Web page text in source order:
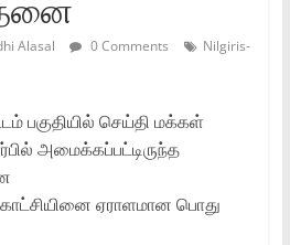
Alasal 0 Comments
Nilgiris-
பகுதியில் செய்தி மக்கள்
அமைக்கப்பட்டிருந்த
ஏராளமான பொது